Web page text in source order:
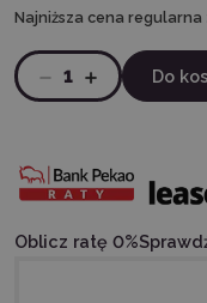
Najniższa cena
1 Do
Oblicz ratę 0%